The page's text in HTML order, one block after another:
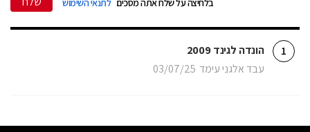
1
הונדה לגינד 2009
עבד אלגני עימד 03/07/25